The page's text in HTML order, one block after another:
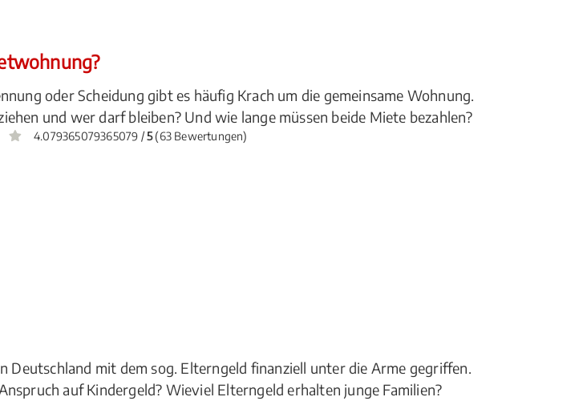
oder Scheidung gibt es häufig Krach um die gemeinsame Wohnung.
und wer darf bleiben? Und wie lange müssen beide Miete bezahlen?
4.079365079365079 /5(63 Bewertungen)
Deutschland mit dem sog. Elterngeld finanziell unter die Arme gegriffen.
auf Kindergeld? Wieviel Elterngeld erhalten junge Familien?